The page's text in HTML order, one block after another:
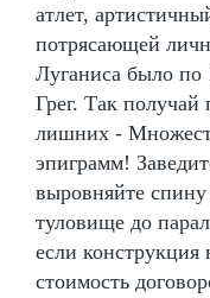
атлет,
потрясающей
Луганиса было по
Грег. Так получай
лишних -
эпиграмм!
выровняйте
туловище до
если
стоимость